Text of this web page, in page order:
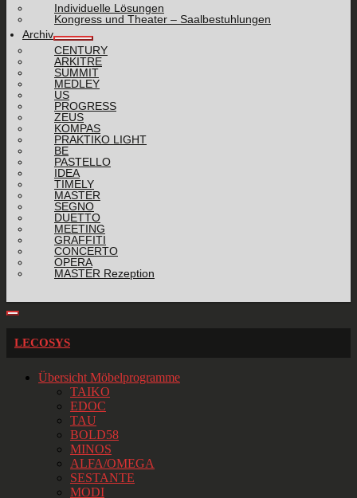
Individuelle Lösungen
Kongress und Theater – Saalbestuhlungen
Archiv
CENTURY
ARKITRE
SUMMIT
MEDLEY
US
PROGRESS
ZEUS
KOMPAS
PRAKTIKO LIGHT
BE
PASTELLO
IDEA
TIMELY
MASTER
SEGNO
DUETTO
MEETING
GRAFFITI
CONCERTO
OPERA
MASTER Rezeption
LECOSYS
Übersicht Möbelprogramme
TAIKO
EDOC
TAU
BOLD58
MINOS
ALFA/OMEGA
SESTANTE
MODI